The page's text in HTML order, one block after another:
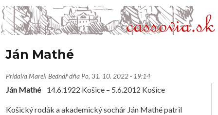
Ján Mathé
Pridal/a Marek Bednářdňa Po, 31. 10. 2022 - 19:14
Ján Mathé 14.6.1922 Košice – 5.6.2012 Košice
Košický rodák a akademický sochár Ján Mathé patril